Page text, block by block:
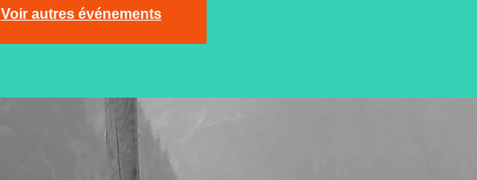
Voir autres événements